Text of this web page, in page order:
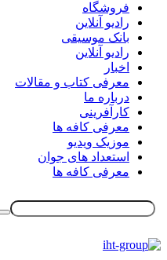
فروشگاه
رادیو آنلاین
بانک موسیقی
رادیو آنلاین
اخبار
معرفی کتاب و مقالات
درباره ما
کارآفرینی
معرفی کافه ها
موزیک ویدیو
استعداد های جوان
معرفی کافه ها